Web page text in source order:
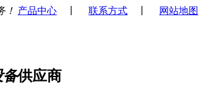
！ 产品中心 联系方式 网站地图
备供应商